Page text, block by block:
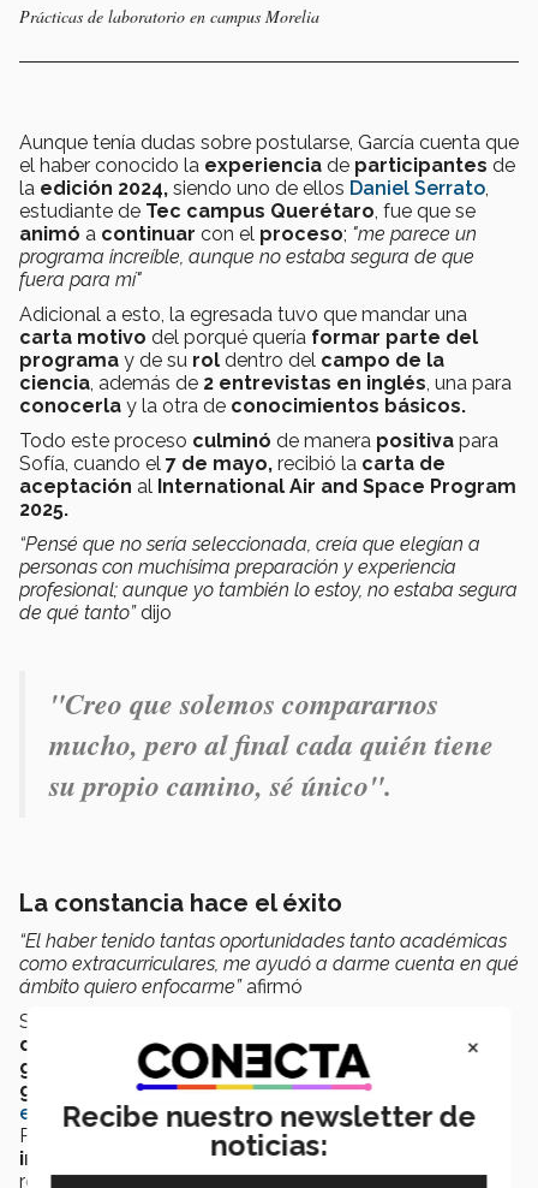
Prácticas de laboratorio en campus Morelia
Aunque tenía dudas sobre postularse, García cuenta que
el haber conocido la experiencia de participantes de
la edición 2024, siendo uno de ellos Daniel Serrato,
estudiante de Tec campus Querétaro, fue que se
animó a continuar con el proceso; "me parece un
programa increíble, aunque no estaba segura de que
fuera para mí"
Adicional a esto, la egresada tuvo que mandar una
carta motivo del porqué quería formar parte del
programa y de su rol dentro del campo de la
ciencia, además de 2 entrevistas en inglés, una para
conocerla y la otra de conocimientos básicos.
Todo este proceso culminó de manera positiva para
Sofía, cuando el 7 de mayo, recibió la carta de
aceptación al International Air and Space Program
2025.
“Pensé que no sería seleccionada, creía que elegían a
personas con muchísima preparación y experiencia
profesional; aunque yo también lo estoy, no estaba segura
de qué tanto”dijo
"Creo que solemos compararnos
mucho, pero al final cada quién tiene
su propio camino, sé único".
La constancia hace el éxito
“El haber tenido tantas oportunidades tanto académicas
como extracurriculares, me ayudó a darme cuenta en qué
ámbito quiero enfocarme” afirmó
Su
disciplina
constanciayganas de superarse
, al
graduarse
, obtuvo el mejor promedio
generaciónyrecibiómención honorífica de
excelencia; también durante los su estancia en
PrepaTec, participó en actividades como
involucró
área de salud y ciencia
realizar elCongreso por la Saludpor parte de
×
Recibe nuestro newsletter de
noticias: